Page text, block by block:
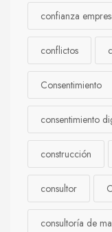
confianza
conflictos
Consentimiento
consentimiento
construcción
consultor
consultoría de